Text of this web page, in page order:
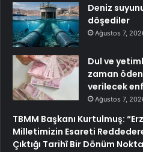
Deniz
döşediler
Ağustos 7,
Dul ve
zaman
verilecek
Ağustos 7,
TBMM Başkanı Kurtulmuş:
Milletimizin Esareti
Çıktığı Tarihî Bir Dönüm